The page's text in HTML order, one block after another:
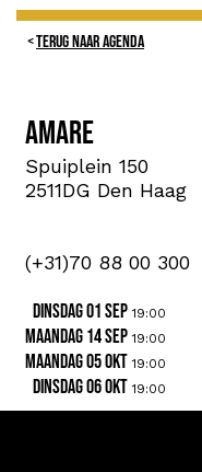
TERUG NAAR AGENDA
Amare
Spuiplein 150
2511DG Den Haag
(+31)70 88 00 300
dinsdag 01 sep 19:00
maandag 14 sep 19:00
maandag 05 okt 19:00
dinsdag 06 okt 19:00